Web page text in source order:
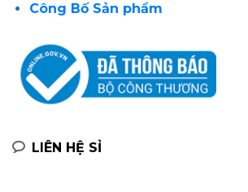
Công Bố Sản phẩm
LIÊN HỆ SỈ